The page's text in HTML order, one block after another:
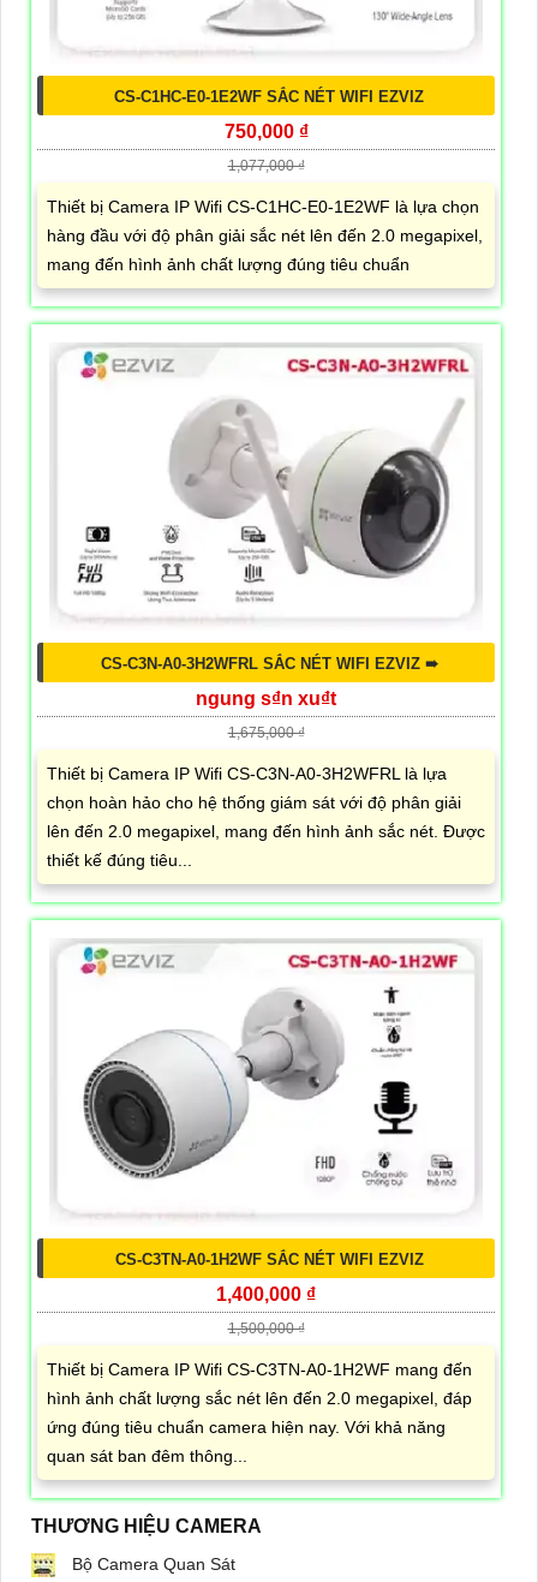
CS-C1HC-E0-1E2WF SẮC NÉT WIFI EZVIZ
750,000 ₫
1,077,000 ₫
Thiết bị Camera IP Wifi CS-C1HC-E0-1E2WF là lựa chọn
hàng đầu với độ phân giải sắc nét lên đến 2.0 megapixel,
mang đến hình ảnh chất lượng đúng tiêu chuẩn
CS-C3N-A0-3H2WFRL SẮC NÉT WIFI EZVIZ ➠
ngung s₫n xu₫t
1,675,000 ₫
Thiết bị Camera IP Wifi CS-C3N-A0-3H2WFRL là lựa
chọn hoàn hảo cho hệ thống giám sát với độ phân giải
lên đến 2.0 megapixel, mang đến hình ảnh sắc nét. Được
thiết kế đúng tiêu...
CS-C3TN-A0-1H2WF SẮC NÉT WIFI EZVIZ
1,400,000 ₫
1,500,000 ₫
Thiết bị Camera IP Wifi CS-C3TN-A0-1H2WF mang đến
hình ảnh chất lượng sắc nét lên đến 2.0 megapixel, đáp
ứng đúng tiêu chuẩn camera hiện nay. Với khả năng
quan sát ban đêm thông...
THƯƠNG HIỆU CAMERA
Bộ Camera Quan Sát